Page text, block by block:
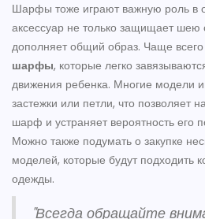
Шарфы тоже играют важную роль в
аксессуар не только защищает шею
дополняет общий образ. Чаще
шарфы, которые легко
движения ребенка. Многие модели
застежки или петли, что позволяет
шарф и устраняет вероятность его
Можно также подумать о закупке
моделей, которые будут подходить
одежды.
"Всегда обращайте